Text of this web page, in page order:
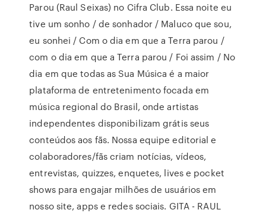
Parou (Raul Seixas) no Cifra Club. Essa noite eu
tive um sonho / de sonhador / Maluco que sou,
eu sonhei / Com o dia em que a Terra parou /
com o dia em que a Terra parou / Foi assim / No
dia em que todas as Sua Música é a maior
plataforma de entretenimento focada em
música regional do Brasil, onde artistas
independentes disponibilizam grátis seus
conteúdos aos fãs. Nossa equipe editorial e
colaboradores/fãs criam notícias, vídeos,
entrevistas, quizzes, enquetes, lives e pocket
shows para engajar milhões de usuários em
nosso site, apps e redes sociais. GITA - RAUL